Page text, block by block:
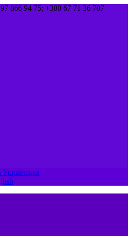
866 94 75; +380 67 71 36 707
Українська